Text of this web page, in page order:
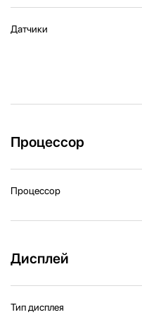
Датчики
Процессор
Процессор
Дисплей
Тип дисплея